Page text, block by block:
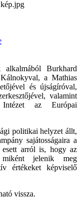
alkalmából Burkhard
a Mathias
és újságíróval,
valamint
az Európai
politikai helyzet állt,
sajátosságaira a
esett arról is, hogy az
jelenik meg
értékeket képviselő
vissza.